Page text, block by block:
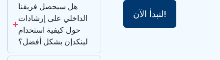
هل سيحصل فريقنا
الداخلي على إرشادات
حول كيفية استخدام
لينكدإن بشكل أفضل؟
لنبدأ الآن!